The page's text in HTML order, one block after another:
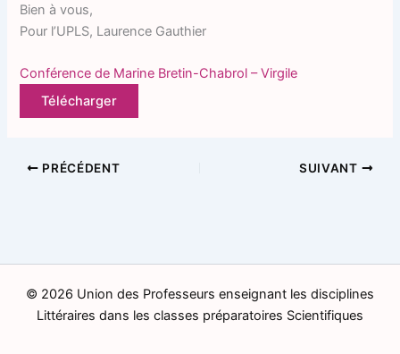
Bien à vous,
Pour l’UPLS, Laurence Gauthier
Conférence de Marine Bretin-Chabrol – Virgile
Télécharger
PRÉCÉDENT SUIVANT
© 2026 Union des Professeurs enseignant les disciplines
Littéraires dans les classes préparatoires Scientifiques